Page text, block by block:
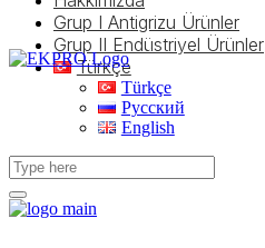
Grup I Antigrizu Ürünler
Grup II Endüstriyel Ürünler
Türkçe
Türkçe
Русский
English